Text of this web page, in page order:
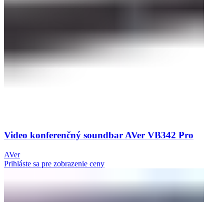
Video konferenčný soundbar AVer VB342 Pro
AVer
Prihláste sa pre zobrazenie ceny